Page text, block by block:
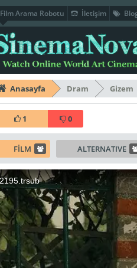
Film Arama Robotu İletişim
Anasayfa Dram Gizem
1 0
FİLM ALTERNATIVE